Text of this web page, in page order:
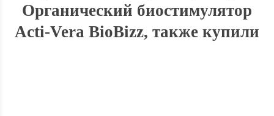
Органический биостимулятор
Acti-Vera BioBizz, также купили